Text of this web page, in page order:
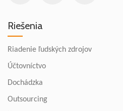
Riešenia
Riadenie ľudských zdrojov
Účtovníctvo
Dochádzka
Outsourcing